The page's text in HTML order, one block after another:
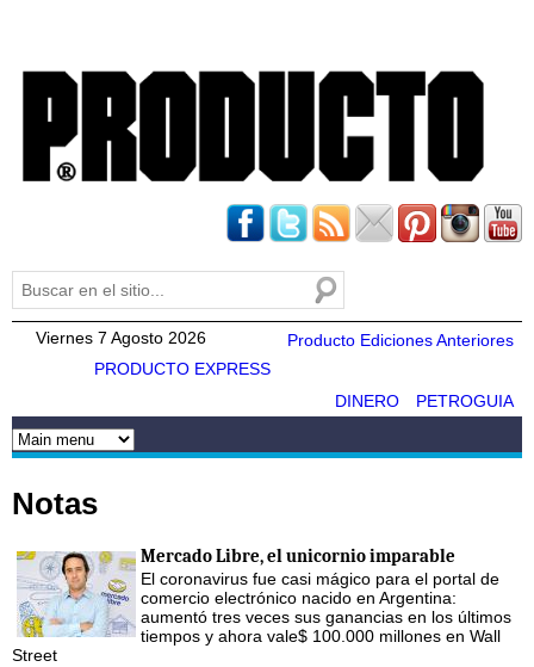
Formulario de búsqueda
Buscar
Viernes 7 Agosto 2026
Producto Ediciones Anteriores
PRODUCTO EXPRESS
PETROGUIA
DINERO
Notas
Mercado Libre, el unicornio imparable
El coronavirus fue casi mágico para el portal de
comercio electrónico nacido en Argentina:
aumentó tres veces sus ganancias en los últimos
tiempos y ahora vale$ 100.000 millones en Wall
Street